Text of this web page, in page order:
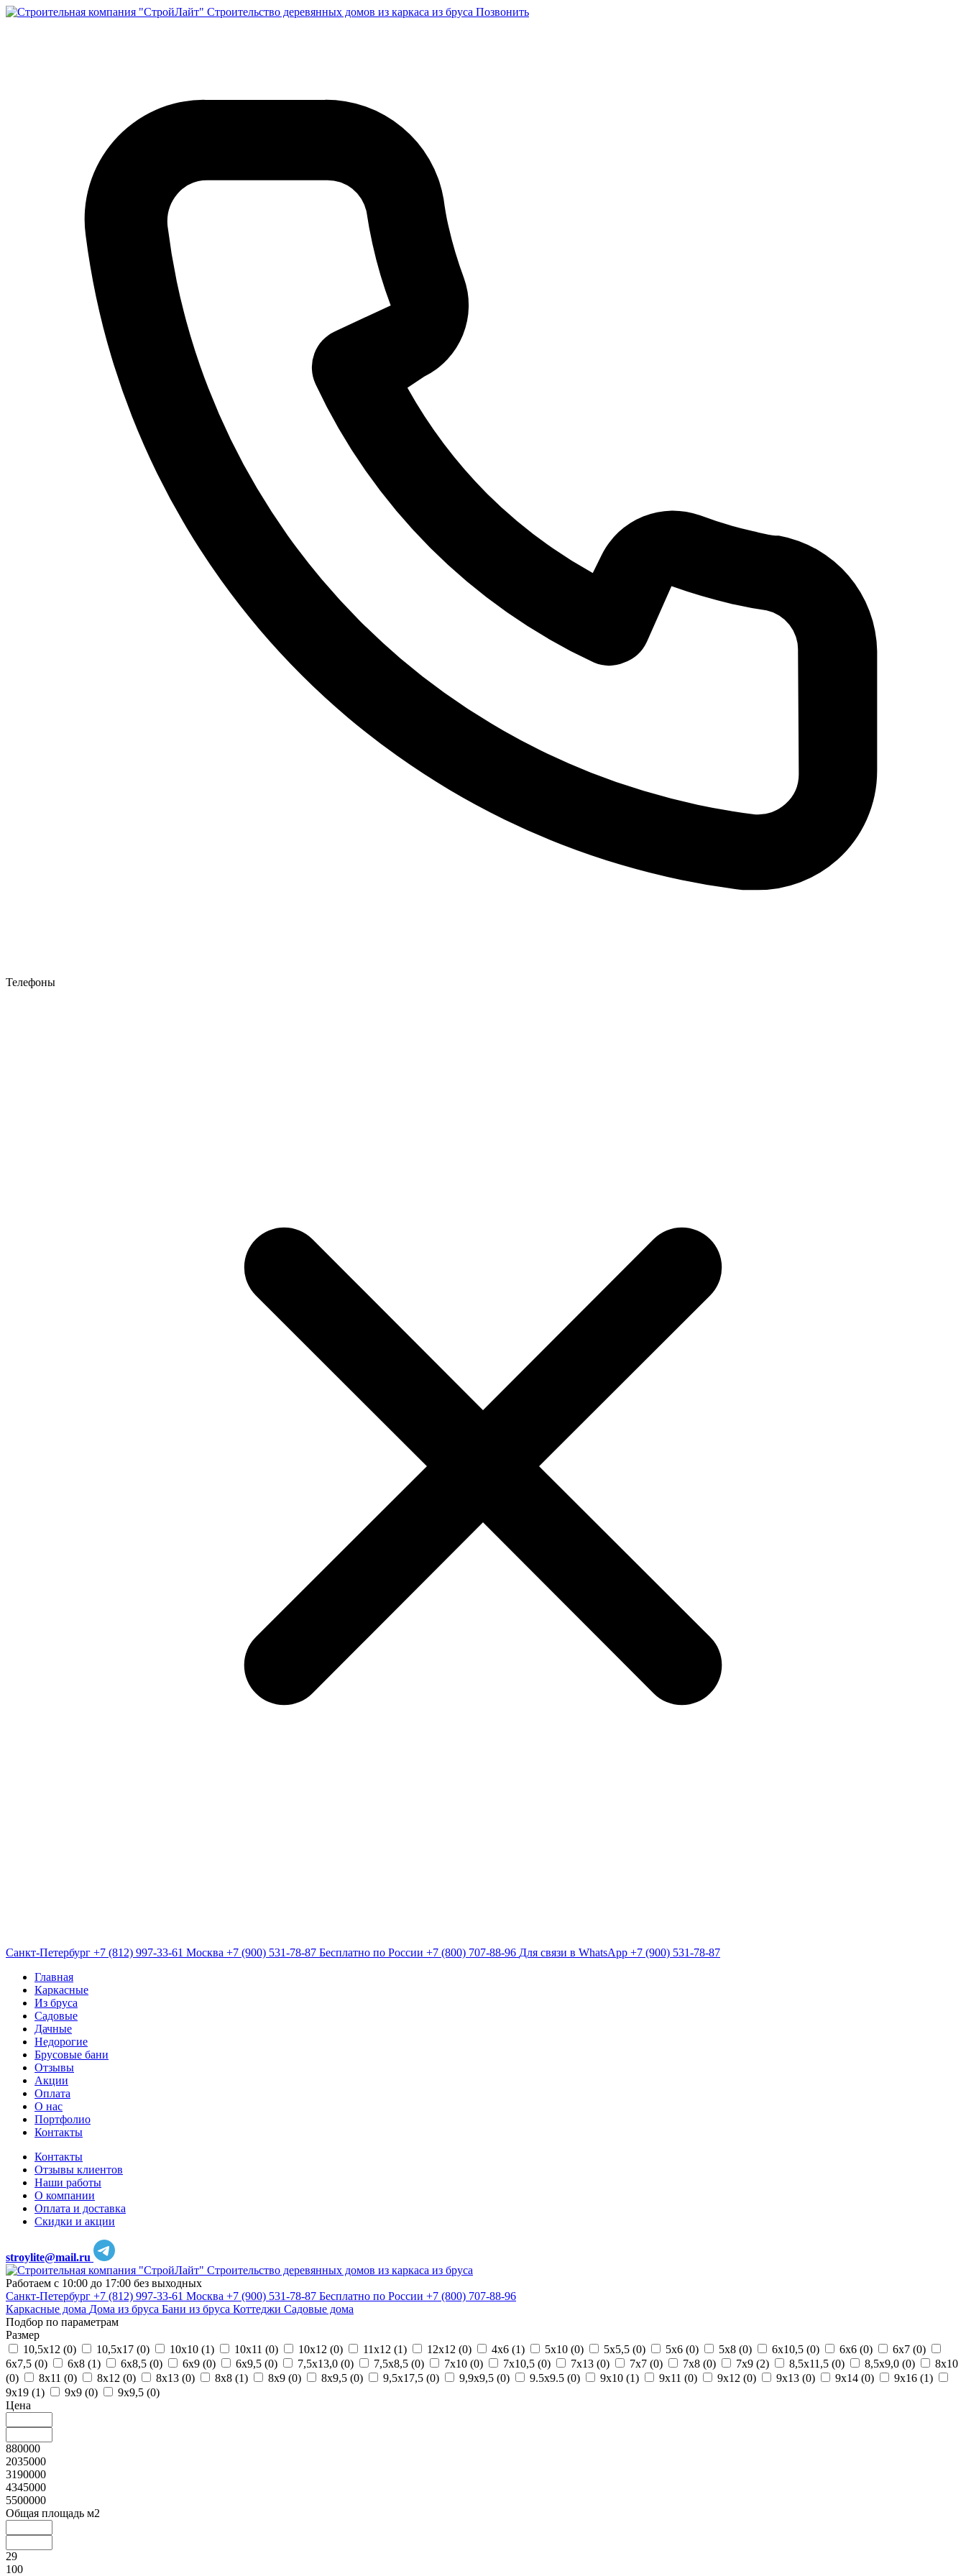
Строительство деревянных домов из каркаса из бруса Позвонить
Телефоны
Санкт-Петербург +7 (812) 997-33-61 Москва +7 (900) 531-78-87 Бесплатно по России +7 (800) 707-88-96 Для связи в WhatsApp +7 (900) 531-78-87
Главная
Каркасные
Из бруса
Садовые
Дачные
Недорогие
Брусовые бани
Отзывы
Акции
Оплата
О нас
Портфолио
Контакты
Контакты
Отзывы клиентов
Наши работы
О компании
Оплата и доставка
Скидки и акции
stroylite@mail.ru
Строительство деревянных домов из каркаса из бруса
Работаем с 10:00 до 17:00 без выходных
Санкт-Петербург +7 (812) 997-33-61 Москва +7 (900) 531-78-87 Бесплатно по России +7 (800) 707-88-96
Каркасные дома Дома из бруса Бани из бруса Коттеджи Садовые дома
Подбор по параметрам
Размер
10,5х12 (0) 10,5х17 (0) 10х10 (1) 10х11 (0) 10х12 (0) 11х12 (1) 12х12 (0) 4х6 (1) 5х10 (0) 5х5,5 (0) 5х6 (0) 5х8 (0) 6х10,5 (0) 6х6 (0) 6х7 (0)
6х7,5 (0) 6х8 (1) 6х8,5 (0) 6х9 (0) 6х9,5 (0) 7,5х13,0 (0) 7,5х8,5 (0) 7х10 (0) 7х10,5 (0) 7х13 (0) 7х7 (0) 7х8 (0) 7х9 (2) 8,5х11,5 (0) 8,5х9,0 (0)
8х10
(0) 8х11 (0) 8х12 (0) 8х13 (0) 8х8 (1) 8х9 (0) 8х9,5 (0) 9,5х17,5 (0) 9,9х9,5 (0) 9.5х9.5 (0) 9х10 (1) 9х11 (0) 9х12 (0) 9х13 (0) 9х14 (0) 9х16 (1)
9х19 (1) 9х9 (0) 9х9,5 (0)
Цена
880000
2035000
3190000
4345000
5500000
Общая площадь м2
29
100